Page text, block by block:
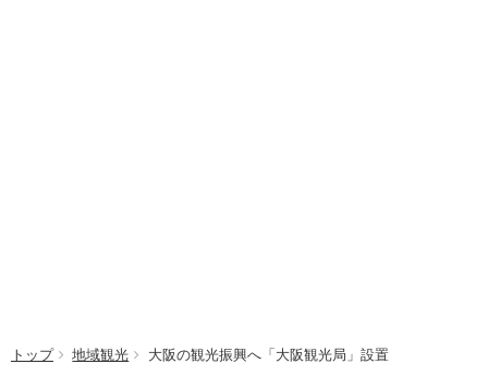
トップ 地域観光 大阪の観光振興へ「大阪観光局」設置